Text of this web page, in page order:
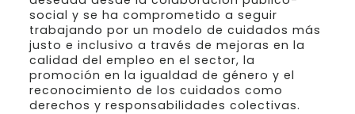
social y se ha comprometido a seguir
trabajando por un modelo de cuidados más
justo e inclusivo a través de mejoras en la
calidad del empleo en el sector, la
promoción en la igualdad de género y el
reconocimiento de los cuidados como
derechos y responsabilidades colectivas.